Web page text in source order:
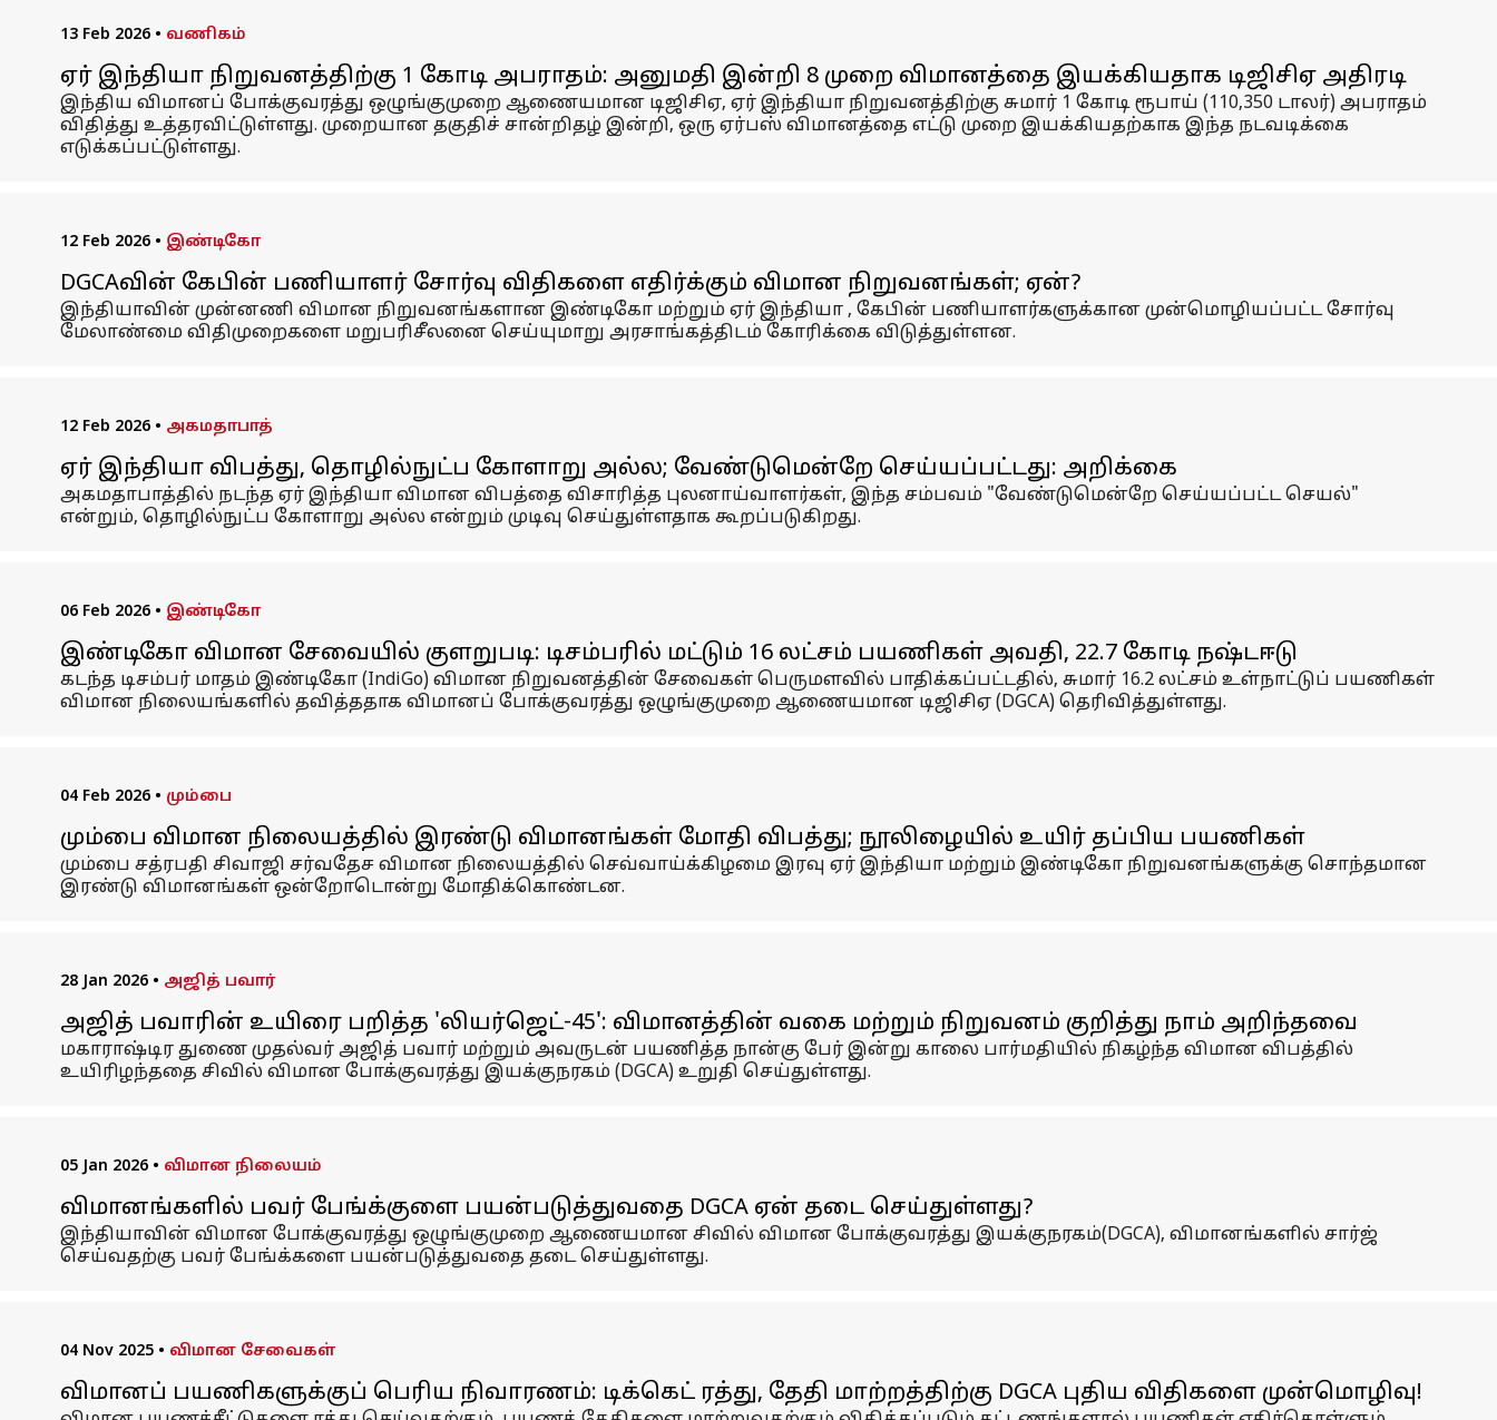
13 Feb 2026 • வணிகம்
ஏர் இந்தியா நிறுவனத்திற்கு ₹1 கோடி அபராதம்: அனுமதி இன்றி 8 முறை விமானத்தை இயக்கியதாக டிஜிசிஏ அதிரடி
இந்திய விமானப் போக்குவரத்து ஒழுங்குமுறை ஆணையமான டிஜிசிஏ, ஏர் இந்தியா நிறுவனத்திற்கு சுமார் 1 கோடி ரூபாய் (110,350 டாலர்) அபராதம்
விதித்து உத்தரவிட்டுள்ளது. முறையான தகுதிச் சான்றிதழ் இன்றி, ஒரு ஏர்பஸ் விமானத்தை எட்டு முறை இயக்கியதற்காக இந்த நடவடிக்கை
எடுக்கப்பட்டுள்ளது.
12 Feb 2026 • இண்டிகோ
DGCAவின் கேபின் பணியாளர் சோர்வு விதிகளை எதிர்க்கும் விமான நிறுவனங்கள்; ஏன்?
இந்தியாவின் முன்னணி விமான நிறுவனங்களான இண்டிகோ மற்றும் ஏர் இந்தியா , கேபின் பணியாளர்களுக்கான முன்மொழியப்பட்ட சோர்வு
மேலாண்மை விதிமுறைகளை மறுபரிசீலனை செய்யுமாறு அரசாங்கத்திடம் கோரிக்கை விடுத்துள்ளன.
12 Feb 2026 • அகமதாபாத்
ஏர் இந்தியா விபத்து, தொழில்நுட்ப கோளாறு அல்ல; வேண்டுமென்றே செய்யப்பட்டது: அறிக்கை
அகமதாபாத்தில் நடந்த ஏர் இந்தியா விமான விபத்தை விசாரித்த புலனாய்வாளர்கள், இந்த சம்பவம் "வேண்டுமென்றே செய்யப்பட்ட செயல்"
என்றும், தொழில்நுட்ப கோளாறு அல்ல என்றும் முடிவு செய்துள்ளதாக கூறப்படுகிறது.
06 Feb 2026 • இண்டிகோ
இண்டிகோ விமான சேவையில் குளறுபடி: டிசம்பரில் மட்டும் 16 லட்சம் பயணிகள் அவதி, ₹22.7 கோடி நஷ்டஈடு
கடந்த டிசம்பர் மாதம் இண்டிகோ (IndiGo) விமான நிறுவனத்தின் சேவைகள் பெருமளவில் பாதிக்கப்பட்டதில், சுமார் 16.2 லட்சம் உள்நாட்டுப் பயணிகள்
விமான நிலையங்களில் தவித்ததாக விமானப் போக்குவரத்து ஒழுங்குமுறை ஆணையமான டிஜிசிஏ (DGCA) தெரிவித்துள்ளது.
04 Feb 2026 • மும்பை
மும்பை விமான நிலையத்தில் இரண்டு விமானங்கள் மோதி விபத்து; நூலிழையில் உயிர் தப்பிய பயணிகள்
மும்பை சத்ரபதி சிவாஜி சர்வதேச விமான நிலையத்தில் செவ்வாய்க்கிழமை இரவு ஏர் இந்தியா மற்றும் இண்டிகோ நிறுவனங்களுக்கு சொந்தமான
இரண்டு விமானங்கள் ஒன்றோடொன்று மோதிக்கொண்டன.
28 Jan 2026 • அஜித் பவார்
அஜித் பவாரின் உயிரை பறித்த 'லியர்ஜெட்-45': விமானத்தின் வகை மற்றும் நிறுவனம் குறித்து நாம் அறிந்தவை
மகாராஷ்டிர துணை முதல்வர் அஜித் பவார் மற்றும் அவருடன் பயணித்த நான்கு பேர் இன்று காலை பார்மதியில் நிகழ்ந்த விமான விபத்தில்
உயிரிழந்ததை சிவில் விமான போக்குவரத்து இயக்குநரகம் (DGCA) உறுதி செய்துள்ளது.
05 Jan 2026 • விமான நிலையம்
விமானங்களில் பவர் பேங்க்குளை பயன்படுத்துவதை DGCA ஏன் தடை செய்துள்ளது?
இந்தியாவின் விமான போக்குவரத்து ஒழுங்குமுறை ஆணையமான சிவில் விமான போக்குவரத்து இயக்குநரகம்(DGCA), விமானங்களில் சார்ஜ்
செய்வதற்கு பவர் பேங்க்களை பயன்படுத்துவதை தடை செய்துள்ளது.
04 Nov 2025 • விமான சேவைகள்
விமானப் பயணிகளுக்குப் பெரிய நிவாரணம்: டிக்கெட் ரத்து, தேதி மாற்றத்திற்கு DGCA புதிய விதிகளை முன்மொழிவு!